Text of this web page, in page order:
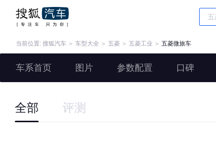
当前位置: 搜狐汽车 ＞ 车型大全 ＞ 五菱 ＞ 五菱工业 ＞ 五菱微旅车
车系首页 图片 参数配置 口碑
全部 评测